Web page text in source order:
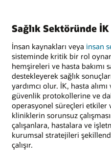
Sağlık Sektöründe
İnsan kaynakları veya insan
sisteminde kritik bir rol
hemşireleri ve hasta bakımı
destekleyerek sağlık
yardımcı olur. İK, hasta
güvenlik protokollerine ve
operasyonel süreçleri etkiler
kliniklerin sorunsuz
çalışanlara, hastalara ve
kurumsal stratejileri
çalışır.